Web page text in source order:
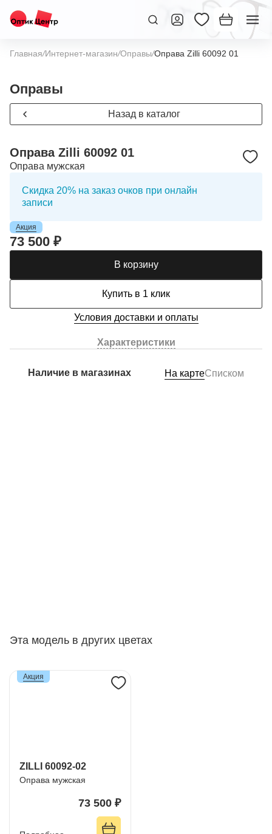
Главная/Интернет-магазин/Оправы/Оправа Zilli 60092 01
Оправы
Назад в каталог
Оправа Zilli 60092 01
Оправа мужская
Скидка 20% на заказ очков при онлайн
записи
Акция
73 500 ₽
В корзину
Купить в 1 клик
Условия доставки и оплаты
Характеристики
Наличие в магазинах На картеСписком
Эта модель в других цветах
ZILLI 60092-02
Оправа мужская
73 500 ₽
Акция